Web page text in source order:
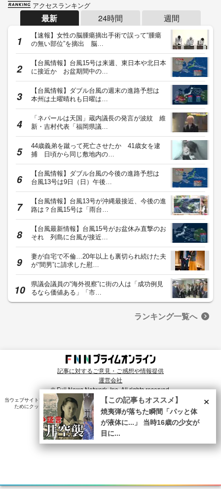
アクセスランキング
最新 24時間 週間
【速報】女性の脳腫瘍摘出手術で誤って“腫瘍
の無い部位”を摘出 脳…
【台風情報】台風15号は来週、東日本や北日本
に接近か お盆期間中の…
【台風情報】ダブル台風の週末の進路予想は
本州は土曜晴れも日曜は…
「ネパールは天国」蔵内議長の発言が波紋 維
新・吉村代表「福岡県議…
44歳義弟を蹴って死亡させたか 41歳女を逮
捕 日頃から同じ敷地内の…
【台風情報】ダブル台風の今後の進路予想は
台風13号は9日（日）午後…
【台風情報】台風13号が沖縄最接近、今後の進
路は？台風15号は「雨台…
【台風最新情報】台風15号がお盆休み直撃のお
それ 列島に台風が接近…
妻が自宅で不倫…20年以上も裏切られ続けた夫
が“間男”に請求した慰…
県議会議員の“海外視察”に街の人は「成功例見
るなら価値ある」「市…
ランキング一覧へ
記事に対するご意見・ご感想や情報提供
運営会社
© Fuji News Network, Inc. All rights reserved.
当ウェブサイトでは、ユーザのニーズ・興味・関⼼に合致したコンテンツや広告配信を提供する
ためにクッキーを使⽤しています。詳細は、
プライバシーポリシー をご確認ください。×
【この記事もオススメ】
焼夷弾が落ちた瞬間「パッと体
が液体に...」 当時16歳の少女が
目に...